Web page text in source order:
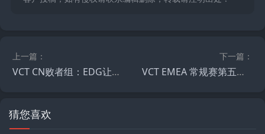
上一篇：
VCT CN败者组：EDG让一追二险胜TE，挺进六强保留冠军赛希望
下一篇：
VCT EMEA 常规赛第五周：FNC锁定全球冠军赛席位 APK黯然离场
猜您喜欢